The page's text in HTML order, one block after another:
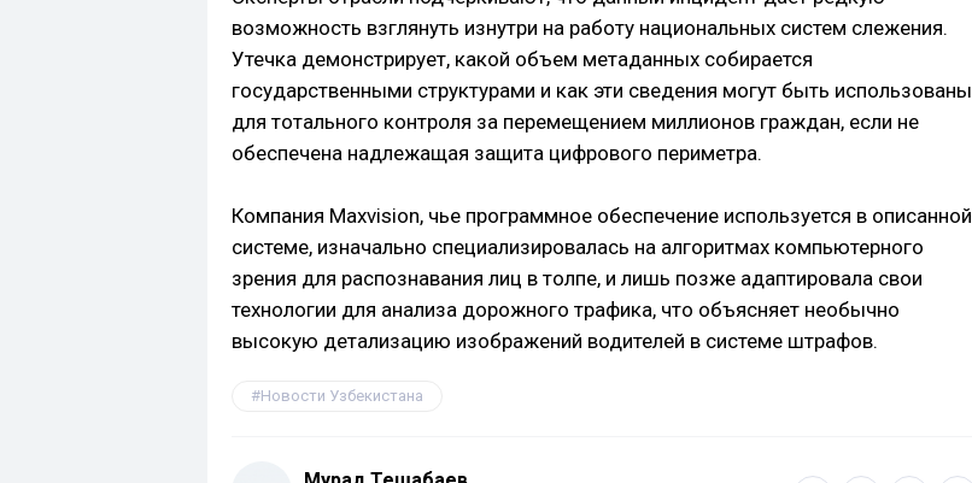
возможность взглянуть изнутри на работу национальных систем слежения.
Утечка демонстрирует, какой объем метаданных собирается
государственными структурами и как эти сведения могут быть использованы
для тотального контроля за перемещением миллионов граждан, если не
обеспечена надлежащая защита цифрового периметра.
Компания Maxvision, чье программное обеспечение используется в описанной
системе, изначально специализировалась на алгоритмах компьютерного
зрения для распознавания лиц в толпе, и лишь позже адаптировала свои
технологии для анализа дорожного трафика, что объясняет необычно
высокую детализацию изображений водителей в системе штрафов.
Новости Узбекистана